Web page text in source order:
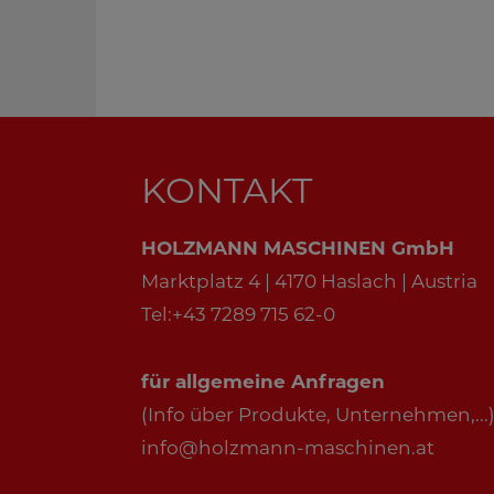
KONTAKT
HOLZMANN MASCHINEN GmbH
Marktplatz 4 | 4170 Haslach | Austria
Tel:+43 7289 715 62-0
für allgemeine Anfragen
(Info über Produkte,
info@holzmann-maschinen.at